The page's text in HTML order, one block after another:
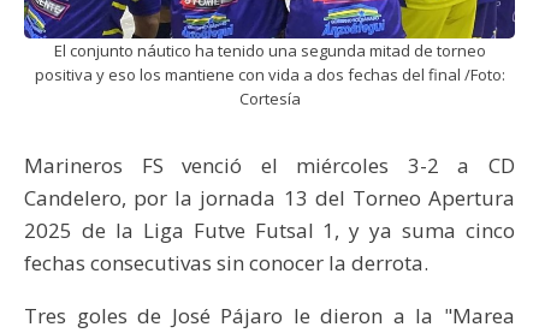
El conjunto náutico ha tenido una segunda mitad de torneo
positiva y eso los mantiene con vida a dos fechas del final /Foto:
Cortesía
Marineros FS venció el miércoles 3-2 a CD
Candelero, por la jornada 13 del Torneo Apertura
2025 de la Liga Futve Futsal 1, y ya suma cinco
fechas consecutivas sin conocer la derrota.
Tres goles de José Pájaro le dieron a la "Marea